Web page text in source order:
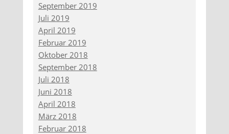
September 2019
Juli 2019
April 2019
Februar 2019
Oktober 2018
September 2018
Juli 2018
Juni 2018
April 2018
März 2018
Februar 2018